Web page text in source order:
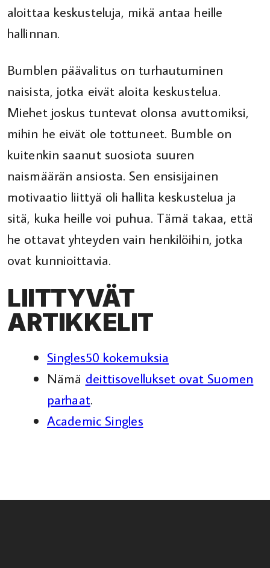
aloittaa keskusteluja, mikä antaa heille
hallinnan.
Bumblen päävalitus on turhautuminen
naisista, jotka eivät aloita keskustelua.
Miehet joskus tuntevat olonsa avuttomiksi,
mihin he eivät ole tottuneet. Bumble on
kuitenkin saanut suosiota suuren
naismäärän ansiosta. Sen ensisijainen
motivaatio liittyä oli hallita keskustelua ja
sitä, kuka heille voi puhua. Tämä takaa, että
he ottavat yhteyden vain henkilöihin, jotka
ovat kunnioittavia.
LIITTYVÄT
ARTIKKELIT
Singles50 kokemuksia
Nämä deittisovellukset ovat Suomen
parhaat.
Academic Singles